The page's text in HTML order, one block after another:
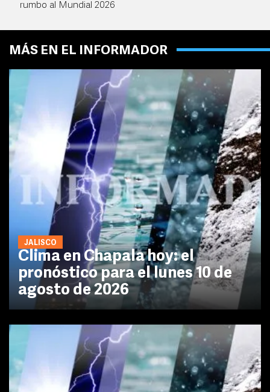
rumbo al Mundial 2026
MÁS EN EL INFORMADOR
JALISCO
Clima en Chapala hoy: el
pronóstico para el lunes 10 de
agosto de 2026